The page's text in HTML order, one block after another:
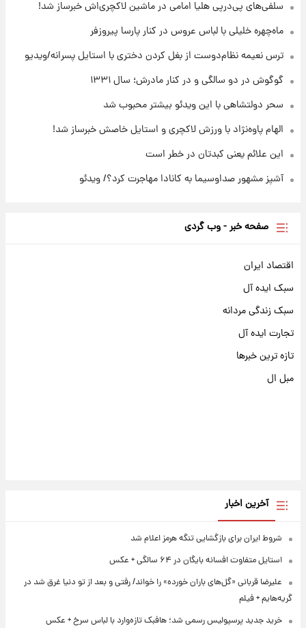
+جدول
۱۳ ساعت پیش
قیمت محصولات ایران‌خودرو و سایپا امروز شنبه
سلفی‌های پی‌درپی هلیا امامی در ماشین لاکچری‌اش خبرساز شد!
ماه‌چهره خلیلی با لباس عروس در کنار پارسا پیروزفر
ترس نعیمه نظام‌دوست از بغل کردن دختری با استایل پسرانه/ویدیو
گوگوش در دو سالگی و در کنار مادرش؛ سال ۱۳۳۱
سحر دولتشاهی با این ویدئو بیشتر محبوب شد
الهام پاوه‌نژاد با ورزش لاکچری و استایل خاصش خبرساز شد!
این علائم یعنی کبدتان در خطر است
آشپز مشهور صداوسیما به کانادا مهاجرت کرد؟/ ویدئو
صفحه خبر - وب گردی
اقتصاد ایران
سبک ایده آل
سبک زندگی مردانه
تجارت ایده آل
تازه ترین خبرها
مبل ال
آخرین اخبار
شروط ایران برای بازگشایی تنگه هرمز اعلام شد
استایل متفاوت افسانه بایگان در ۶۴ سالگی + عکس
علیرضا قربانی «گل‌های باران خورده» را خواند/ رفتی و بعد از تو دنیا غرق شد در
گریه‌هایم + فیلم
خرید جدید پرسپولیس رسمی شد؛ هافبک تازه‌وارد با لباس سرخ + عکس